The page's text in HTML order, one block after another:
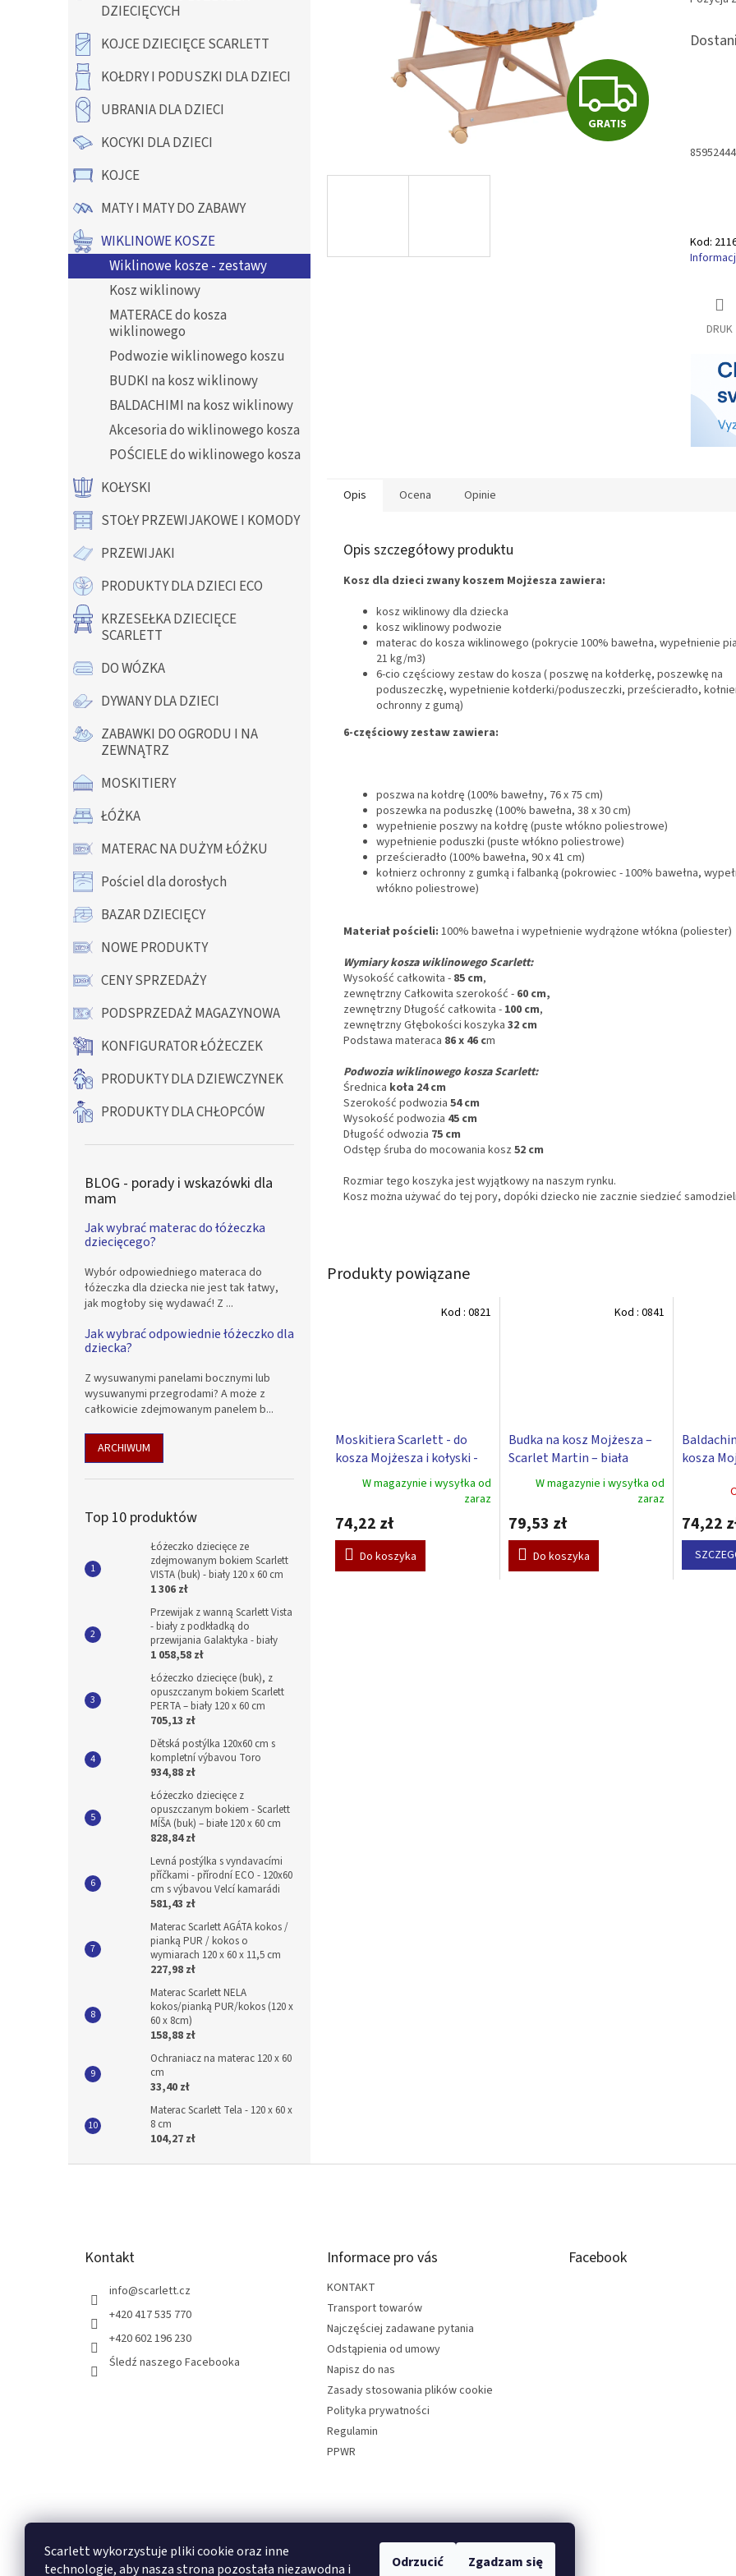
Scarlett wykorzystuje pliki cookie oraz inne
technologie, aby nasza strona pozostała niezawodna i
Odrzucić Zgadzam się
DZIECIĘCYCH
KOJCE DZIECIĘCE SCARLETT
KOŁDRY I PODUSZKI DLA DZIECI
UBRANIA DLA DZIECI
KOCYKI DLA DZIECI
KOJCE
MATY I MATY DO ZABAWY
WIKLINOWE KOSZE
Wiklinowe kosze - zestawy
Kosz wiklinowy
MATERACE do kosza
wiklinowego
Podwozie wiklinowego koszu
BUDKI na kosz wiklinowy
BALDACHIMI na kosz wiklinowy
Akcesoria do wiklinowego kosza
POŚCIELE do wiklinowego kosza
KOŁYSKI
STOŁY PRZEWIJAKOWE I KOMODY
PRZEWIJAKI
PRODUKTY DLA DZIECI ECO
KRZESEŁKA DZIECIĘCE
SCARLETT
DO WÓZKA
DYWANY DLA DZIECI
ZABAWKI DO OGRODU I NA
ZEWNĄTRZ
MOSKITIERY
ŁÓŻKA
MATERAC NA DUŻYM ŁÓŻKU
Pościel dla dorosłych
BAZAR DZIECIĘCY
NOWE PRODUKTY
CENY SPRZEDAŻY
PODSPRZEDAŻ MAGAZYNOWA
KONFIGURATOR ŁÓŻECZEK
PRODUKTY DLA DZIEWCZYNEK
PRODUKTY DLA CHŁOPCÓW
BLOG - porady i wskazówki dla
mam
Jak wybrać materac do łóżeczka
dziecięcego?
Wybór odpowiedniego materaca do
łóżeczka dla dziecka nie jest tak łatwy,
jak mogłoby się wydawać! Z ...
Jak wybrać odpowiednie łóżeczko dla
dziecka?
Z wysuwanymi panelami bocznymi lub
wysuwanymi przegrodami? A może z
całkowicie zdejmowanym panelem b...
ARCHIWUM
Top 10 produktów
Łóżeczko dziecięce ze
zdejmowanym bokiem Scarlett
VISTA (buk) - biały 120 x 60 cm
1 306 zł
Przewijak z wanną Scarlett Vista
- biały z podkładką do
przewijania Galaktyka - biały
1 058,58 zł
Łóżeczko dziecięce (buk), z
opuszczanym bokiem Scarlett
PERTA – biały 120 x 60 cm
705,13 zł
Dětská postýlka 120x60 cm s
kompletní výbavou Toro
934,88 zł
Łóżeczko dziecięce z
opuszczanym bokiem - Scarlett
MÍŠA (buk) – białe 120 x 60 cm
828,84 zł
Levná postýlka s vyndavacími
příčkami - přírodní ECO - 120x60
cm s výbavou Velcí kamarádi
581,43 zł
Materac Scarlett AGÁTA kokos /
pianką PUR / kokos o
wymiarach 120 x 60 x 11,5 cm
227,98 zł
Materac Scarlett NELA
kokos/pianką PUR/kokos (120 x
60 x 8cm)
158,88 zł
Ochraniacz na materac 120 x 60
cm
33,40 zł
Materac Scarlett Tela - 120 x 60 x
8 cm
104,27 zł
G
R
GRATIS
Kod:
DRUK
Produkty powiązane
Moskitiera Scarlett - do
kosza Mojżesza i kołyski -
białaW magazynie i wysyłka od
zaraz
74,22 zł
Do koszyka
Kod : 0821
Budka na kosz Mojżesza –
Scarlet Martin – biała
W magazynie i wysyłka od
zaraz
79,53 zł
Do koszyka
Kod : 0841
kosza
74,22
Opis Ocena Opinie
Opis szczegółowy produktu
Kosz dla dzieci zwany koszem Mojżesza zawiera:
kosz wiklinowy dla dziecka
kosz wiklinowy podwozie
materac do kosza wiklinowego (pokrycie 100% bawełna, wypełnienie
21 kg/m3)
6-cio częściowy zestaw do kosza ( poszwę na kołderkę, poszewkę na
poduszeczkę, wypełnienie kołderki/poduszeczki, prześcieradło,
ochronny z gumą)
6-częściowy zestaw zawiera:
poszwa na kołdrę (100% bawełny, 76 x 75 cm)
poszewka na poduszkę (100% bawełna, 38 x 30 cm)
wypełnienie poszwy na kołdrę (puste włókno poliestrowe)
wypełnienie poduszki (puste włókno poliestrowe)
prześcieradło (100% bawełna, 90 x 41 cm)
kołnierz ochronny z gumką i falbanką (pokrowiec - 100% bawełna,
włókno poliestrowe)
Materiał pościeli: 100% bawełna i wypełnienie wydrążone włókna (poliester)
Wymiary kosza wiklinowego Scarlett:
Wysokość całkowita - 85 cm,
zewnętrzny Całkowita szerokość - 60 cm,
zewnętrzny Długość całkowita - 100 cm,
zewnętrzny Głębokości koszyka 32 cm
Podstawa materaca 86 x 46 cm
Podwozia wiklinowego kosza Scarlett:
Średnica koła 24 cm
Szerokość podwozia 54 cm
Wysokość podwozia 45 cm
Długość odwozia 75 cm
Odstęp śruba do mocowania kosz 52 cm
Rozmiar tego koszyka jest wyjątkowy na naszym rynku.
Kosz można używać do tej pory, dopóki dziecko nie zacznie siedzieć
Kontakt
info@scarlett.cz
+420 417 535 770
+420 602 196 230
Śledź naszego Facebooka
Informace pro vás
KONTAKT
Transport towarów
Najczęściej zadawane pytania
Odstąpienia od umowy
Napisz do nas
Zasady stosowania plików cookie
Polityka prywatności
Regulamin
PPWR
Facebook
Odbierz newsletter